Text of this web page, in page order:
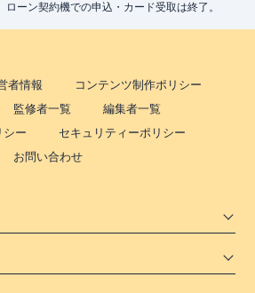
ーン契約機での申込・カード受取は終了。
者情報
コンテンツ制作ポリシー
監修者一覧
編集者一覧
シー
セキュリティーポリシー
お問い合わせ